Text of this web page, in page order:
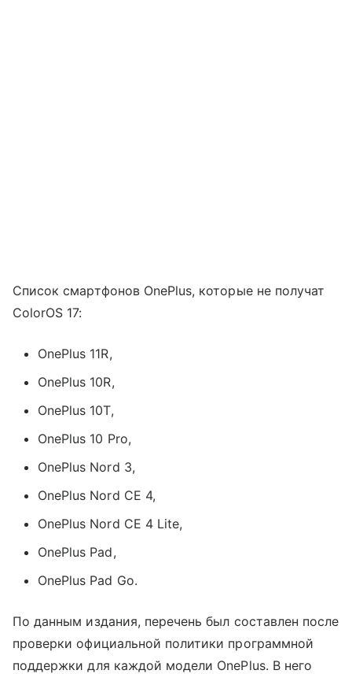
Список смартфонов OnePlus, которые не получат
ColorOS 17:
OnePlus 11R,
OnePlus 10R,
OnePlus 10T,
OnePlus 10 Pro,
OnePlus Nord 3,
OnePlus Nord CE 4,
OnePlus Nord CE 4 Lite,
OnePlus Pad,
OnePlus Pad Go.
По данным издания, перечень был составлен после
проверки официальной политики программной
поддержки для каждой модели OnePlus. В него